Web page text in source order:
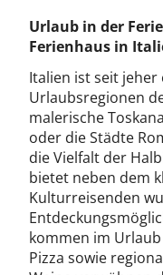
Urlaub in der
Ferienhaus in
Italien ist seit
Urlaubsregionen
malerische
oder die Städte
die Vielfalt der
bietet neben dem
Kulturreisenden
kommen im
Pizza sowie